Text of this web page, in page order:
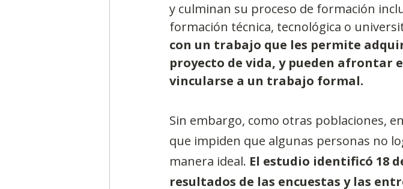
y culminan su proceso de formación
formación técnica, tecnológica o
con un trabajo que les permite
proyecto de vida, y pueden afrontar
vincularse a un trabajo formal.
Sin embargo, como otras poblaciones,
que impiden que algunas personas no
manera ideal. El estudio identificó 18
resultados de las encuestas y las